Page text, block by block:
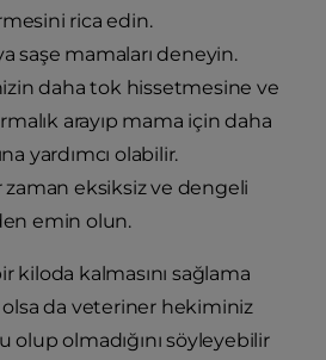
rica edin.
saşe mamaları deneyin.
daha tok hissetmesine ve
arayıp mama için daha
yardımcı olabilir.
zaman eksiksiz ve dengeli
emin olun.
kiloda kalmasını sağlama
da veteriner hekiminiz
olup olmadığını söyleyebilir